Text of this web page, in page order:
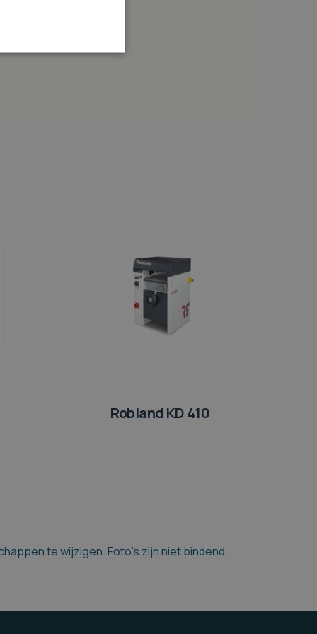
Robland KD 410
te wijzigen. Foto's zijn niet bindend.